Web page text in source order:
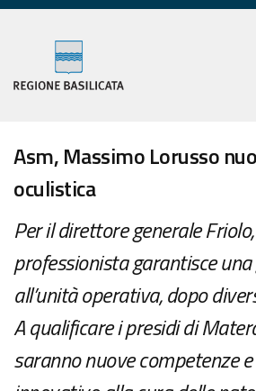
Asm, Massimo Lorusso
oculistica
Per il direttore generale
professionista garantisce
all’unità operativa, dopo
A qualificare i presidi di
saranno nuove competenze